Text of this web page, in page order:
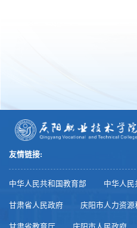
友情链接:
中华人民共和国教育部 中华人民
甘肃省人民政府 庆阳市人力资源